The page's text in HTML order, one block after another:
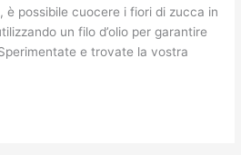
è possibile cuocere i fiori di zucca in
un filo d’olio per garantire
e trovate la vostra